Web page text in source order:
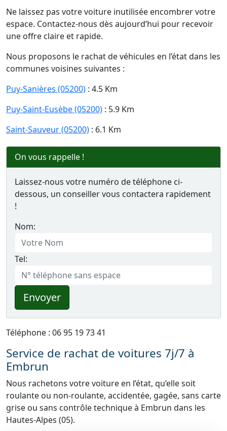
Ne laissez pas votre voiture inutilisée encombrer votre
espace. Contactez-nous dès aujourd’hui pour recevoir
une offre claire et rapide.
Nous proposons le rachat de véhicules en l’état dans les
communes voisines suivantes :
Puy-Sanières (05200) : 4.5 Km
Puy-Saint-Eusèbe (05200) : 5.9 Km
Saint-Sauveur (05200) : 6.1 Km
On vous rappelle !
Laissez-nous votre numéro de téléphone ci-
dessous, un conseiller vous contactera rapidement
!
Nom:
Tel:
Envoyer
Téléphone : 06 95 19 73 41
Service de rachat de voitures 7j/7 à
Embrun
Nous rachetons votre voiture en l’état, qu’elle soit
roulante ou non-roulante, accidentée, gagée, sans carte
grise ou sans contrôle technique à Embrun dans les
Hautes-Alpes (05).